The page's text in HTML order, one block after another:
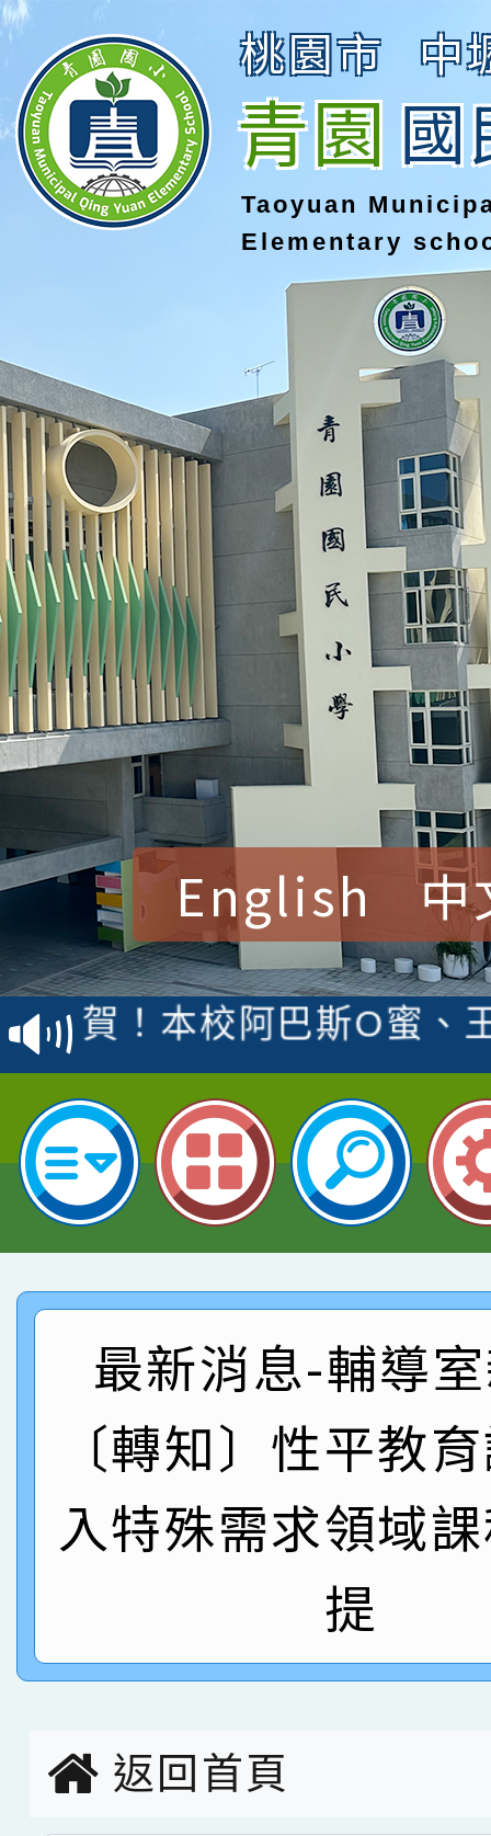
桃園市 中
青園國
Taoyuan
Elementary
English 中
賀！本校參加桃園市中
賽 洪綺君教師榮獲社
名
賀！本校阿巴斯O蜜、
倩參加桃園市科展 國
名 指導老師王老師、
賀！本校四年二班張O
園市英語競賽國小朗讀
指導老師林老師
賀！本校參加桃園市中
賽 劉文瑛教師榮獲教
臺灣台語-第二名
賀！本校參與2026世
市賽榮獲科學小創客佳
創客第三名。
賀！本校參加桃園市中
賽 洪綺君教師榮獲社
名
賀！本校阿巴斯O蜜、
倩參加桃園市科展 國
名 指導老師王老師、
賀！本校四年二班張O
園市英語競賽國小朗
指導老師林老師
賀！本校參加桃園市中
賽 劉文瑛教師榮獲教
賀！本校參與2026世
市賽榮獲科學小創客佳
最新消息-輔導
〔轉知〕性平教
入特殊需求領域
提
返回首頁